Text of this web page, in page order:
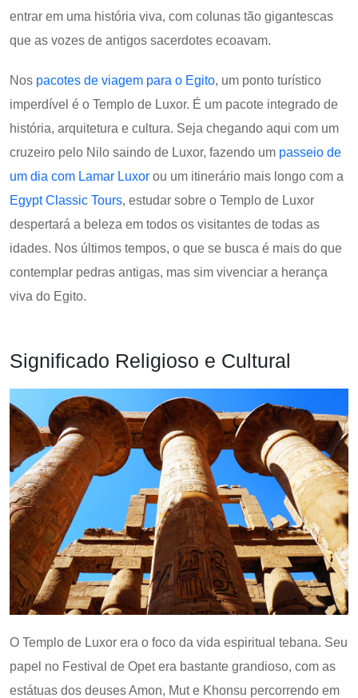
entrar em uma história viva, com colunas tão gigantescas
que as vozes de antigos sacerdotes ecoavam.
Nos pacotes de viagem para o Egito, um ponto turístico
imperdível é o Templo de Luxor. É um pacote integrado de
história, arquitetura e cultura. Seja chegando aqui com um
cruzeiro pelo Nilo saindo de Luxor, fazendo um passeio de
um dia com Lamar Luxor ou um itinerário mais longo com a
Egypt Classic Tours, estudar sobre o Templo de Luxor
despertará a beleza em todos os visitantes de todas as
idades. Nos últimos tempos, o que se busca é mais do que
contemplar pedras antigas, mas sim vivenciar a herança
viva do Egito.
Significado Religioso e Cultural
O Templo de Luxor era o foco da vida espiritual tebana. Seu
papel no Festival de Opet era bastante grandioso, com as
estátuas dos deuses Amon, Mut e Khonsu percorrendo em